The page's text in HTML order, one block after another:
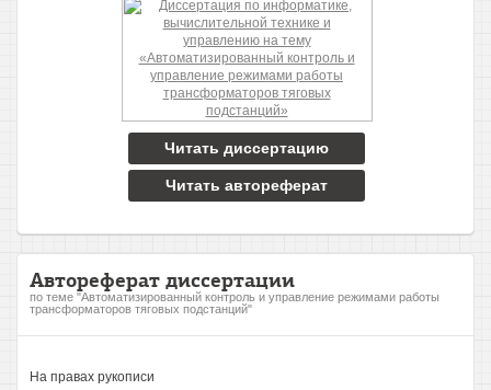
Читать диссертацию
Читать автореферат
Автореферат диссертации
по теме "Автоматизированный контроль и управление режимами работы
трансформаторов тяговых подстанций"
На правах рукописи